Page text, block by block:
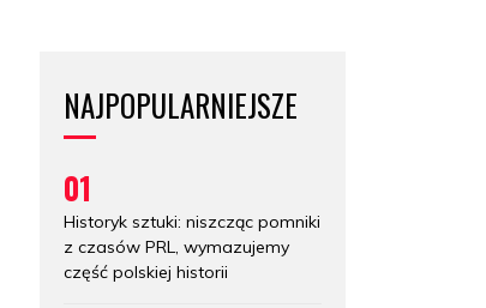
NAJPOPULARNIEJSZE
01
Historyk sztuki: niszcząc pomniki
z czasów PRL, wymazujemy
część polskiej historii